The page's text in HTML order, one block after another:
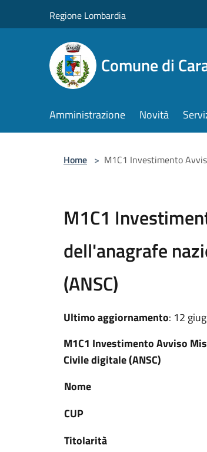
Regione Lombardia
Comune di
Amministrazione Novità
Home > M1C1 Investimento
M1C1
dell'anagrafe
(ANSC)
Ultimo aggiornamento: 12
M1C1 Investimento Avviso
Civile digitale (ANSC)
Nome
CUP
Titolarità